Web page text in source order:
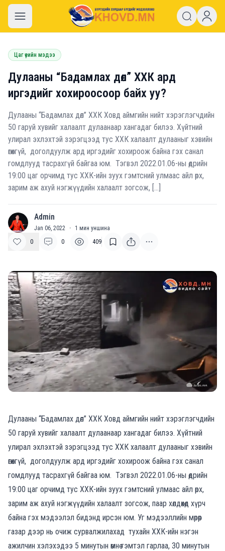
khovd.mn
Цаг үеийн мэдээ
Дулааны “Бадамлах дөл” ХХК ард
иргэдийг хохироосоор байх уу?
Дулааны “Бадамлах дөл” ХХК Ховд аймгийн нийт хэрэглэгчдийн
50 гаруй хувийг халаалт дулаанаар хангадаг билээ. Хүйтний
улирал эхлэхтэй зэрэгцээд тус ХХК халаалт дулааныг хэвийн
өгөхгүй, доголдуулж ард иргэдийг хохироож байна гэх санал
гомдлууд тасрахгүй байгаа юм. Тэгвэл 2022.01.06-ны өдрийн
19:00 цаг орчимд тус ХХК-ийн зуух гэмтсний улмаас айл өрх,
зарим аж ахуй нэгжүүдийн халаалт зогсож, […]
A Admin
Jan 06, 2022 · 1 мин уншина
0
0 409
Дулааны “Бадамлах дөл” ХХК Ховд аймгийн нийт хэрэглэгчдийн
50 гаруй хувийг халаалт дулаанаар хангадаг билээ. Хүйтний
улирал эхлэхтэй зэрэгцээд тус ХХК халаалт дулааныг хэвийн
өгөхгүй, доголдуулж ард иргэдийг хохироож байна гэх санал
гомдлууд тасрахгүй байгаа юм. Тэгвэл 2022.01.06-ны өдрийн
19:00 цаг орчимд тус ХХК-ийн зуух гэмтсний улмаас айл өрх,
зарим аж ахуй нэгжүүдийн халаалт зогсож, паар хөлдөхөд хүрч
байна гэх мэдээлэл бидэнд ирсэн юм. Уг мэдээллийн мөрөөр
газар дээр нь очиж сурвалжилахад тухайн ХХК-ийн нэгэн
ажилчин хэлэхэдээ 5 минутын өмнө гэмтэл гарлаа, 30 минутын